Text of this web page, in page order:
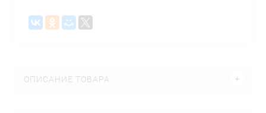
ОПИСАНИЕ ТОВАРА